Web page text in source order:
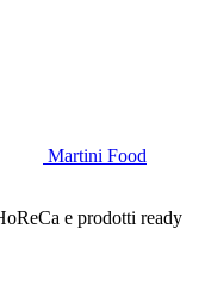
Martini Food
e prodotti ready